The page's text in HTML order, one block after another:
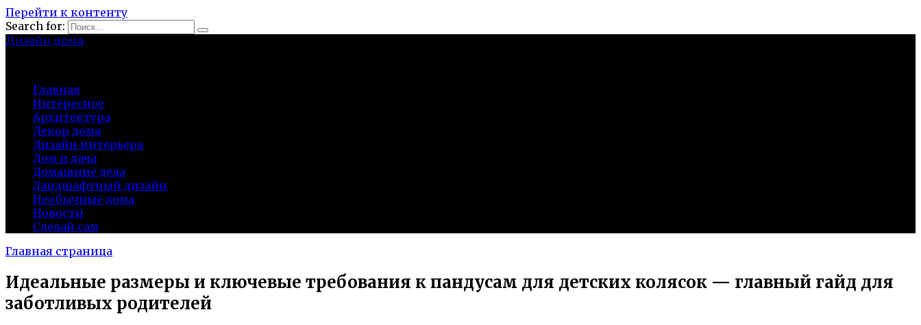
Перейти к контенту
Search for:
Дизайн дома
Главная
Интересное
Архитектура
Декор дома
Дизайн интерьера
Дом и дача
Домашние дела
Ландшафтный дизайн
Необычные дома
Новости
Сделай сам
Главная страница
Идеальные размеры и ключевые требования к пандусам для детских колясок — главный гайд для
заботливых родителей